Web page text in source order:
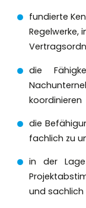
fundierte
Regelwerke,
die
koordinieren
die
fachlich zu
in der
und sachlich